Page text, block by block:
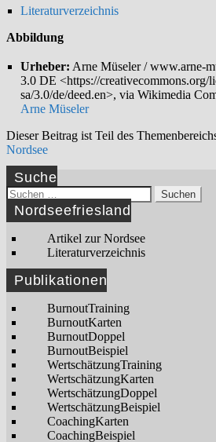
Literaturverzeichnis
Abbildung
Urheber: Arne Müseler / www.arne-
3.0 DE <https://creativecommons.org/
sa/3.0/de/deed.en>, via Wikimedia
Arne Müseler
Dieser Beitrag ist Teil des
Nordsee
Suche
Suchen
nach:
Nordseefriesland
Artikel zur Nordsee
Literaturverzeichnis
Publikationen
BurnoutTraining
BurnoutKarten
BurnoutDoppel
BurnoutBeispiel
WertschätzungTraining
WertschätzungKarten
WertschätzungDoppel
WertschätzungBeispiel
CoachingKarten
CoachingBeispiel